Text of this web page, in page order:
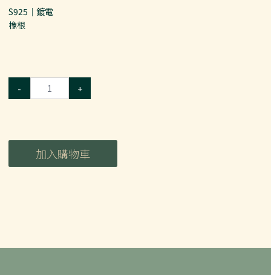
S925｜鍍電
橡根
- +
加入購物車